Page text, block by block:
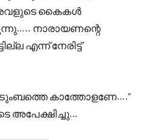
കൈകൾ
നാരായണന്റെ
എന്ന് നേരിട്ട്
കാത്തോളണേ….”
അപേക്ഷിച്ചു…